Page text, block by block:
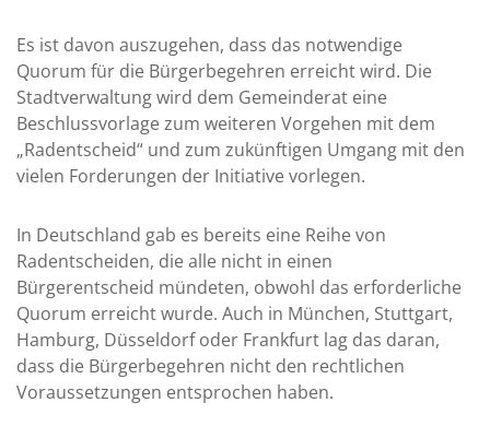
Es ist davon auszugehen, dass das notwendige
Quorum für die Bürgerbegehren erreicht wird. Die
Stadtverwaltung wird dem Gemeinderat eine
Beschlussvorlage zum weiteren Vorgehen mit dem
„Radentscheid“ und zum zukünftigen Umgang mit den
vielen Forderungen der Initiative vorlegen.
In Deutschland gab es bereits eine Reihe von
Radentscheiden, die alle nicht in einen
Bürgerentscheid mündeten, obwohl das erforderliche
Quorum erreicht wurde. Auch in München, Stuttgart,
Hamburg, Düsseldorf oder Frankfurt lag das daran,
dass die Bürgerbegehren nicht den rechtlichen
Voraussetzungen entsprochen haben.